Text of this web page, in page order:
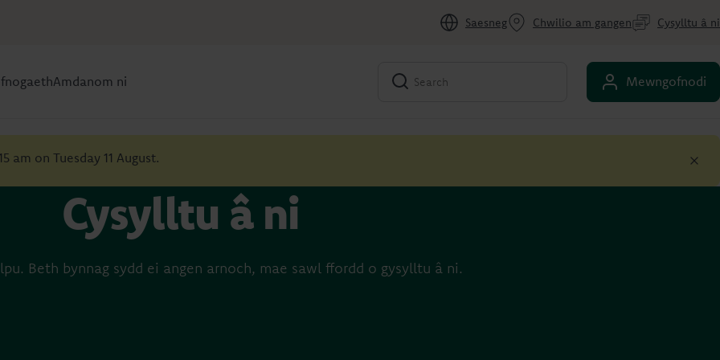
Saesneg Chwilio am gangen Cysylltu â ni
Amdanom ni Mewngofnodi
am on Tuesday 11 August.
Cysylltu â ni
Beth bynnag sydd ei angen arnoch, mae sawl ffordd o gysylltu â ni.